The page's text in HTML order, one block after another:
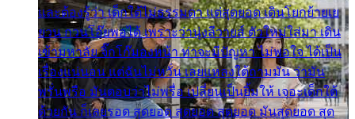
และต้องรู้ว่า เด็กใต้ไม่ธรรมดา แต่สุดยอด เดินโยกย้ายเย
ยวน กวนโอ๊ยพอได้ เพราะว่านุ่งลีวายส์ ตัวใหม่ใส่มา เดิน
เข้ามหาลัย จิ๊กโก๊มองหน้า ท่าจะมีปัญหา ไม่พอใจ ได้เป็น
เรื่องแน่นอน แต่ฉันไม่หวั่น เลยแหลงใต้ถามมัน ว่ามัน
พรั่นพรือ มันตอบว่าไม่พรื่อ เปลี่ยนเป็นยิ้มให้ เจอะเด็กใต้
ด้วยกัน ก็เลยรอด สุดยอด สุดยอด สุดยอด มันสุดยอด สุด